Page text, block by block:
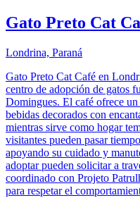
Gato Preto Cat
Londrina, Paraná
Gato Preto Cat Café en
centro de adopción de gatos
Domingues. El café ofrece
bebidas decorados con
mientras sirve como hogar
visitantes pueden pasar
apoyando su cuidado y
adoptar pueden solicitar a
coordinado con Projeto
para respetar el